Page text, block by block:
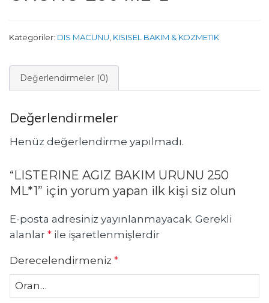
Kategoriler: DIS MACUNU KISISEL BAKIM & KOZMETIK
Değerlendirmeler (0)
Değerlendirmeler
Henüz değerlendirme yapılmadı.
“LISTERINE AGIZ BAKIM URUNU 250
ML*1” için yorum yapan ilk kişi siz olun
E-posta adresiniz yayınlanmayacak. Gerekli
alanlar * ile işaretlenmişlerdir
Derecelendirmeniz *